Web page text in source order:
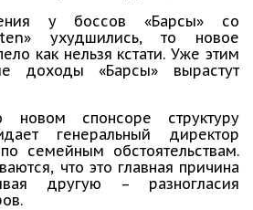
у боссов «Барсы» со
ухудшились, то новое
как нельзя кстати. Уже этим
доходы «Барсы» вырастут
спонсоре структуру
генеральный директор
семейным обстоятельствам.
что это главная причина
другую – разногласия